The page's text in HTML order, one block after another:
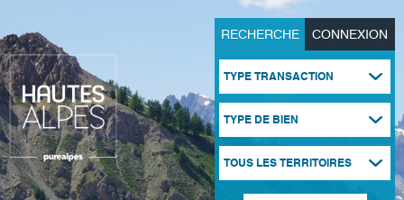
RECHERCHE
TYPE TRANSACTION
TYPE DE BIEN
TOUS LES TERRITOIRES
CONNEXION